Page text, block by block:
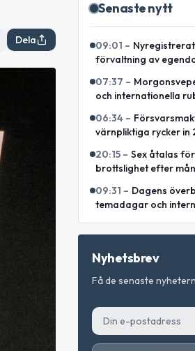
Dela
Senaste nytt
09:01 –
förvaltning av
07:37 –
och internationella
06:34 –
värnpliktiga rycker in
20:15 – Sex åtalas
brottslighet efter
09:31 – Dagens
temadagar och
Nyhetsbrev
Få de senaste